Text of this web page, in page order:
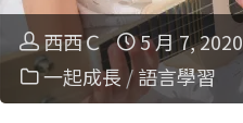
英
文：
西西Ｃ
5 月 7, 2020
一起成長 / 語言學習